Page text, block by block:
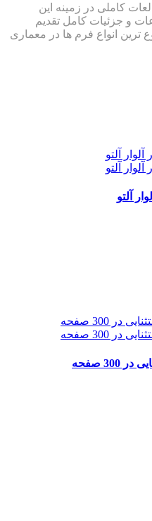
کاملی در زمینه این
و جزئیات کامل تقدیم
ترین انواع فرم ها در معماری
آلتو
صفحه